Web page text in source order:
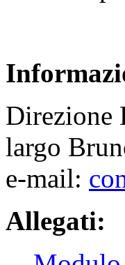
Direzione
largo
e-mail:
Allegati: